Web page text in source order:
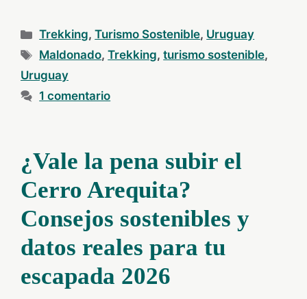
Categorías
Trekking,Turismo Sostenible, Uruguay
Etiquetas
Maldonado,Trekking,turismo sostenible,
Uruguay
1 comentario
¿Vale la pena subir el
Cerro Arequita?
Consejos sostenibles y
datos reales para tu
escapada 2026